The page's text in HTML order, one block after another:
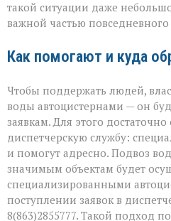
такой ситуации даже
важной частью
Как помогают и куда
Чтобы поддержать людей,
воды автоцистернами — он
заявкам. Для этого достаточно
диспетчерскую службу:
и помогут адресно. Подвоз
значимым объектам будет
специализированными
поступлении заявок в
8(863)2855777. Такой подход